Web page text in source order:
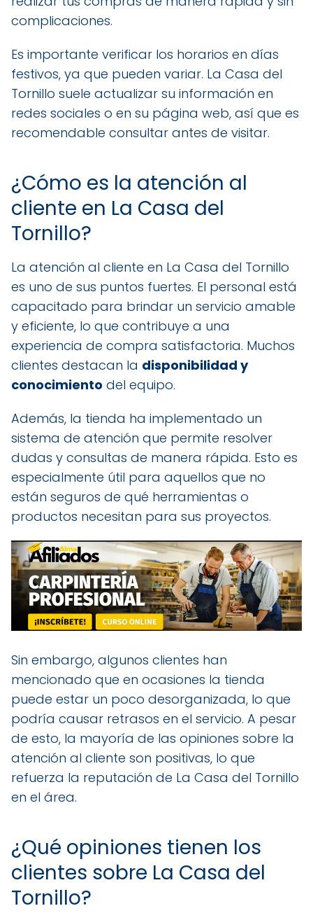
complicaciones.
Es importante verificar los horarios en días
festivos, ya que pueden variar. La Casa del
Tornillo suele actualizar su información en
redes sociales o en su página web, así que es
recomendable consultar antes de visitar.
¿Cómo es la atención al
cliente en La Casa del
Tornillo?
La atención al cliente en La Casa del Tornillo
es uno de sus puntos fuertes. El personal está
capacitado para brindar un servicio amable
y eficiente, lo que contribuye a una
experiencia de compra satisfactoria. Muchos
clientes destacan la disponibilidad y
conocimiento del equipo.
Además, la tienda ha implementado un
sistema de atención que permite resolver
dudas y consultas de manera rápida. Esto es
especialmente útil para aquellos que no
están seguros de qué herramientas o
productos necesitan para sus proyectos.
Sin embargo, algunos clientes han
mencionado que en ocasiones la tienda
puede estar un poco desorganizada, lo que
podría causar retrasos en el servicio. A pesar
de esto, la mayoría de las opiniones sobre la
atención al cliente son positivas, lo que
refuerza la reputación de La Casa del Tornillo
en el área.
¿Qué opiniones tienen los
clientes sobre La Casa del
Tornillo?